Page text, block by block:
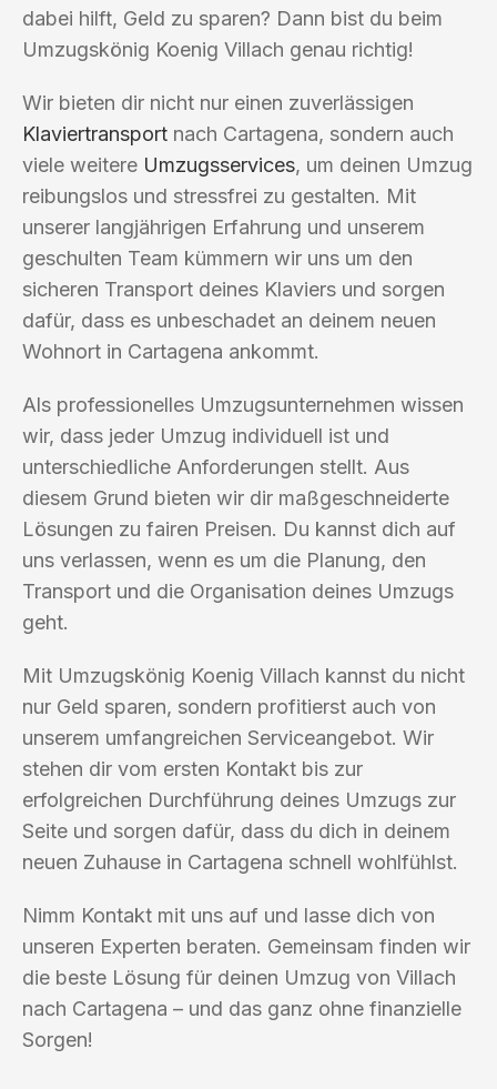
dabei hilft, Geld zu sparen? Dann bist du beim
Umzugskönig Koenig Villach genau richtig!
Wir bieten dir nicht nur einen zuverlässigen
Klaviertransport nach Cartagena, sondern auch
viele weitere Umzugsservices, um deinen Umzug
reibungslos und stressfrei zu gestalten. Mit
unserer langjährigen Erfahrung und unserem
geschulten Team kümmern wir uns um den
sicheren Transport deines Klaviers und sorgen
dafür, dass es unbeschadet an deinem neuen
Wohnort in Cartagena ankommt.
Als professionelles Umzugsunternehmen wissen
wir, dass jeder Umzug individuell ist und
unterschiedliche Anforderungen stellt. Aus
diesem Grund bieten wir dir maßgeschneiderte
Lösungen zu fairen Preisen. Du kannst dich auf
uns verlassen, wenn es um die Planung, den
Transport und die Organisation deines Umzugs
geht.
Mit Umzugskönig Koenig Villach kannst du nicht
nur Geld sparen, sondern profitierst auch von
unserem umfangreichen Serviceangebot. Wir
stehen dir vom ersten Kontakt bis zur
erfolgreichen Durchführung deines Umzugs zur
Seite und sorgen dafür, dass du dich in deinem
neuen Zuhause in Cartagena schnell wohlfühlst.
Nimm Kontakt mit uns auf und lasse dich von
unseren Experten beraten. Gemeinsam finden wir
die beste Lösung für deinen Umzug von Villach
nach Cartagena – und das ganz ohne finanzielle
Sorgen!